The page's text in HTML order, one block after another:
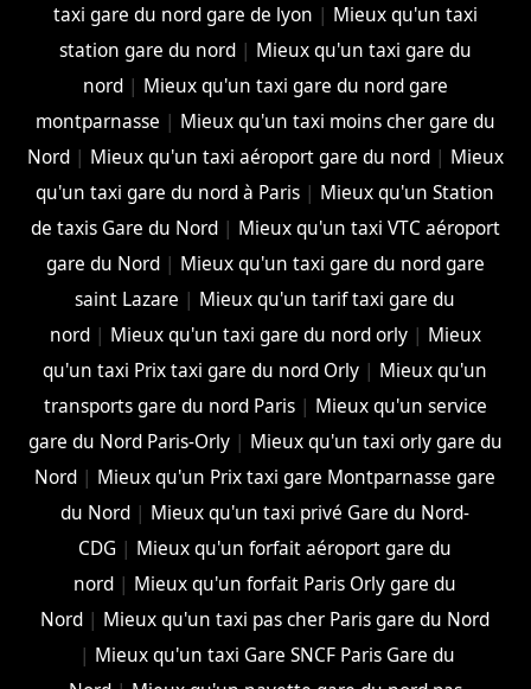
taxi gare du nord gare de lyon | Mieux qu'un taxi
station gare du nord| Mieux qu'un taxi gare du
nord| Mieux qu'un taxi gare du nord gare
montparnasse | Mieux qu'un taxi moins cher gare du
Nord| Mieux qu'un taxi aéroport gare du nord| Mieux
qu'un taxi gare du nord à Paris | Mieux qu'un Station
de taxis Gare du Nord| Mieux qu'un taxi VTC aéroport
gare du Nord| Mieux qu'un taxi gare du nord gare
saint Lazare | Mieux qu'un tarif taxi gare du
nord| Mieux qu'un taxi gare du nord orly| Mieux
qu'un taxi Prix taxi gare du nord Orly | Mieux qu'un
transports gare du nord Paris| Mieux qu'un service
gare du Nord Paris-Orly| Mieux qu'un taxi orly gare du
Nord | Mieux qu'un Prix taxi gare Montparnasse gare
du Nord | Mieux qu'un taxi privé Gare du Nord-
CDG | Mieux qu'un forfait aéroport gare du
nord | Mieux qu'un forfait Paris Orly gare du
Nord | Mieux qu'un taxi pas cher Paris gare du Nord
| Mieux qu'un taxi Gare SNCF Paris Gare du